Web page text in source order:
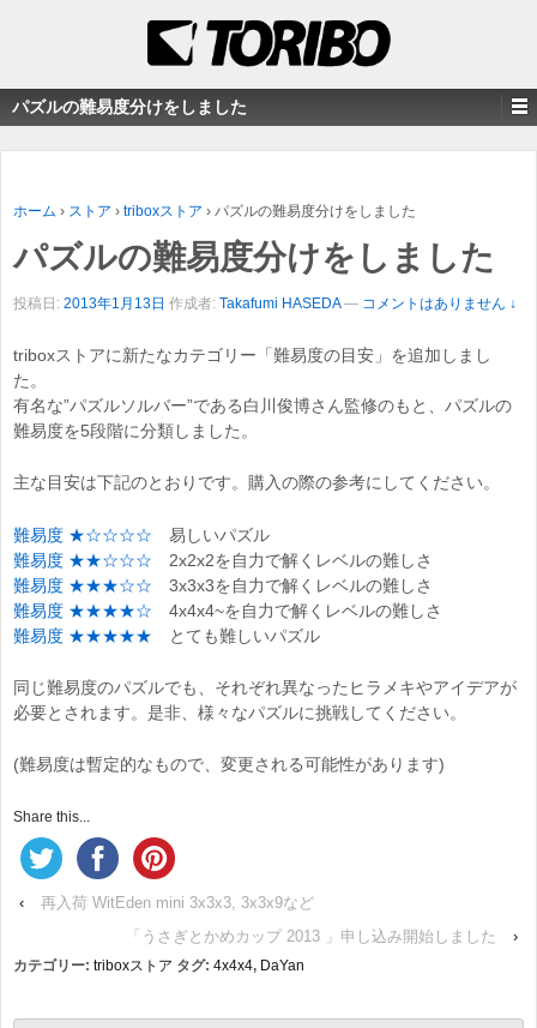
パズルの難易度分けをしました
ホーム › ストア › triboxストア › パズルの難易度分けをしました
パズルの難易度分けをしました
投稿日: 2013年1月13日 作成者: Takafumi HASEDA — コメントはありません ↓
triboxストアに新たなカテゴリー「難易度の目安」を追加しまし
た。
有名な”パズルソルバー”である白川俊博さん監修のもと、パズルの
難易度を5段階に分類しました。
主な目安は下記のとおりです。購入の際の参考にしてください。
難易度 ★☆☆☆☆ 易しいパズル
難易度 ★★☆☆☆ 2x2x2を自力で解くレベルの難しさ
難易度 ★★★☆☆ 3x3x3を自力で解くレベルの難しさ
難易度 ★★★★☆ 4x4x4~を自力で解くレベルの難しさ
難易度 ★★★★★ とても難しいパズル
同じ難易度のパズルでも、それぞれ異なったヒラメキやアイデアが
必要とされます。是非、様々なパズルに挑戦してください。
(難易度は暫定的なもので、変更される可能性があります)
Share this...
‹
再入荷 WitEden mini 3x3x3, 3x3x9など
「うさぎとかめカップ 2013 」申し込み開始しました
›
カテゴリー: triboxストア タグ: 4x4x4, DaYan